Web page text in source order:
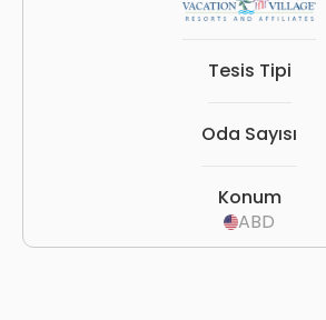
Tesis Tipi
Oda Sayısı
Konum
ABD